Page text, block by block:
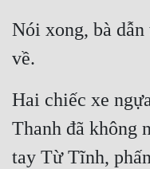
Nói xong, bà
về.
Hai chiếc xe
Thanh đã không
tay Từ Tĩnh,